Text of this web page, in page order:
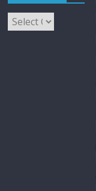
Kategori